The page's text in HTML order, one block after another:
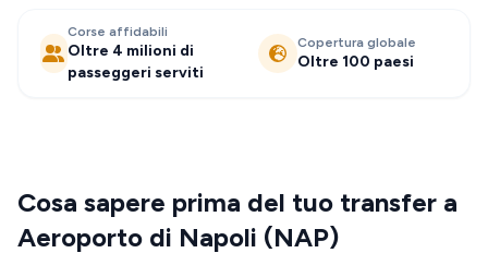
Corse affidabili
Oltre 4 milioni di
passeggeri serviti
Copertura globale
Oltre 100 paesi
Cosa sapere prima del tuo transfer a
Aeroporto di Napoli (NAP)